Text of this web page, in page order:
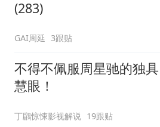
(283)
GAI周延 3跟贴
不得不佩服周星驰的独具
慧眼！
丁鸊惊悚影视解说 19跟贴